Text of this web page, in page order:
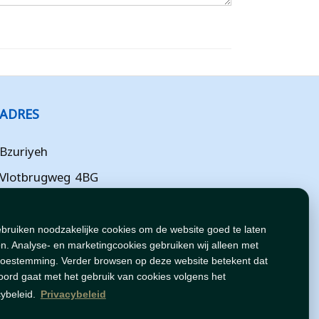
noodzakelijke cookies om de website goed te laten
Analyse- en marketingcookies gebruiken wij alleen met
Verder browsen op deze website betekent dat
gaat met het gebruik van cookies volgens het
Privacybeleid
ADRES
Bzuriyeh
Vlotbrugweg 4BG
Flevoland
NL